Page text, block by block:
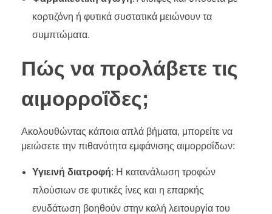
κορτιζόνη ή φυτικά συστατικά μειώνουν τα
συμπτώματα.
Πώς να προλάβετε τις
αιμορροΐδες;
Ακολουθώντας κάποια απλά βήματα, μπορείτε να
μειώσετε την πιθανότητα εμφάνισης αιμορροΐδων:
Υγιεινή διατροφή: Η κατανάλωση τροφών
πλούσιων σε φυτικές ίνες και η επαρκής
ενυδάτωση βοηθούν στην καλή λειτουργία του